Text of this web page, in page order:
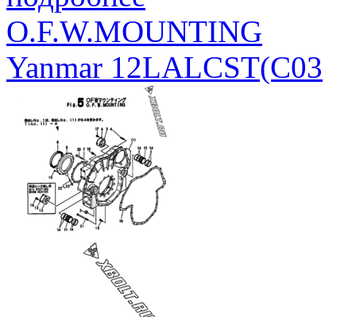
O.F.W.MOUNTING
Yanmar 12LALCST(C03